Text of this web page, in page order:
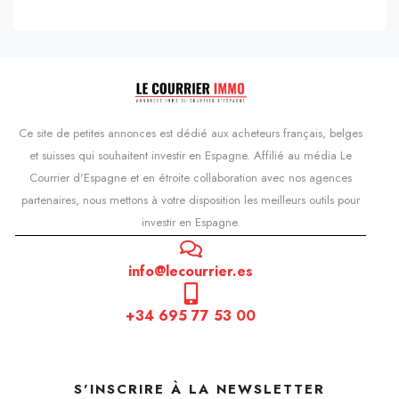
Ce site de petites annonces est dédié aux acheteurs français, belges
et suisses qui souhaitent investir en Espagne. Affilié au média Le
Courrier d'Espagne et en étroite collaboration avec nos agences
partenaires, nous mettons à votre disposition les meilleurs outils pour
investir en Espagne.
info@lecourrier.es
+34 695 77 53 00
S'INSCRIRE À LA NEWSLETTER